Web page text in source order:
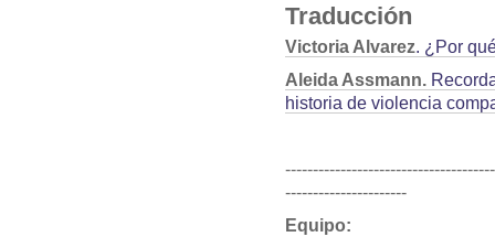
Traducción
Victoria Alvarez. ¿Por
Aleida Assmann.
historia de violencia
----------------------
Equipo: